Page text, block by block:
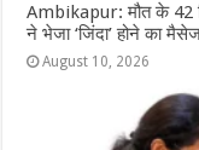
Ambikapur: मौत के 42
ने भेजा ‘जिंदा’ होने का
August 10, 2026